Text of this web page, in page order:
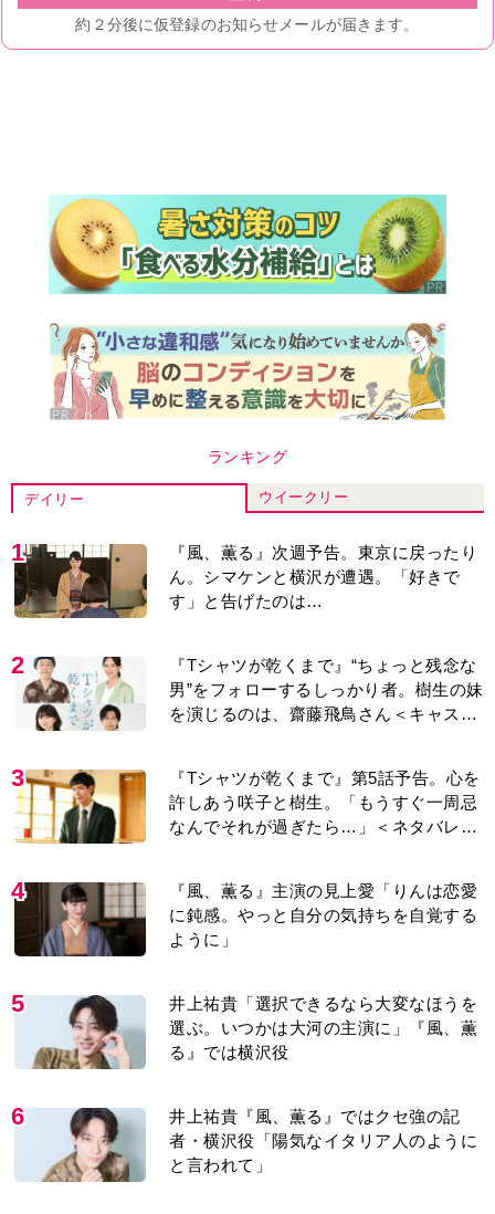
ランキング
デイリー ウイークリー
1
『風、薫る』次週予告。東京に戻ったり
ん。シマケンと横沢が遭遇。「好きで
す」と告げたのは…
2
『Tシャツが乾くまで』“ちょっと残念な
男”をフォローするしっかり者。樹生の妹
を演じるのは、齋藤飛鳥さん＜キャスト
3
『Tシャツが乾くまで』第5話予告。心を
許しあう咲子と樹生。「もうすぐ一周忌
なんでそれが過ぎたら…」＜ネタバレあ
4
『風、薫る』主演の見上愛「りんは恋愛
に鈍感。やっと自分の気持ちを自覚する
ように」
5
井上祐貴「選択できるなら大変なほうを
選ぶ。いつかは大河の主演に」『風、薫
る』では横沢役
6
井上祐貴『風、薫る』ではクセ強の記
者・横沢役「陽気なイタリア人のように
と言われて」